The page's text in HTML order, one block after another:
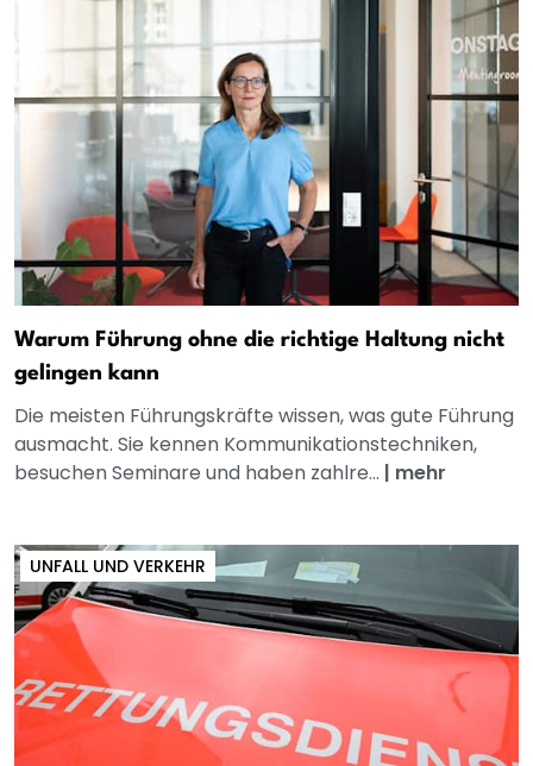
Warum Führung ohne die richtige Haltung nicht
gelingen kann
Die meisten Führungskräfte wissen, was gute Führung
ausmacht. Sie kennen Kommunikationstechniken,
besuchen Seminare und haben zahlre... | mehr
UNFALL UND VERKEHR